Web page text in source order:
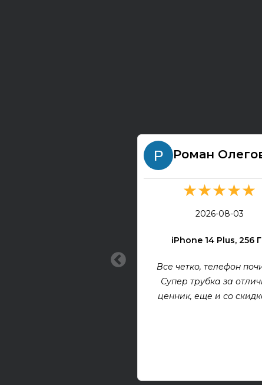
Роман
★★★★★
2026-08-03
iPhone 14 Plus, 256
Все четко, телефон
Супер трубка за
ценник, еще и со